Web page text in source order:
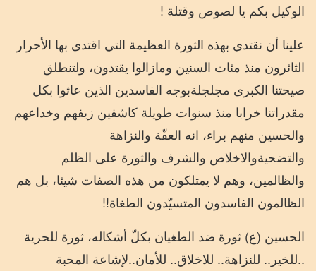
الوكيل بكم يا لصوص وقتلة !
علينا أن نقتدي بهذه الثورة العظيمة التي اقتدى بها الأحرار
الثائرون منذ مئات السنين ومازالوا يقتدون، ولتنطلق
صيحتنا الكبرى مجلجلةبوجه الفاسدين الذين عاثوا بكل
مقدراتنا خرابا منذ سنوات طويلة كاشفين زيفهم وخداعهم
والحسين منهم براء، انه العفّة والنزاهة
والتضحيةوالاخلاص والشرف والثورة على الظلم
والظالمين، وهم لا يمتلكون من هذه الصفات شيئا، بل هم
الظالمون الفاسدون المتسيّدون الطغاة!!
الحسين (ع) ثورة ضد الطغيان بكلّ أشكاله، ثورة للحرية
..للخير .. للنزاهة.. للاخلاق.. للأمان..لإشاعة المحبة